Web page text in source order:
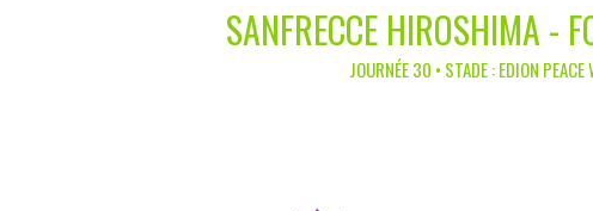
SANFRECCE HIROSHIMA -
JOURNÉE 30 • STADE : EDION